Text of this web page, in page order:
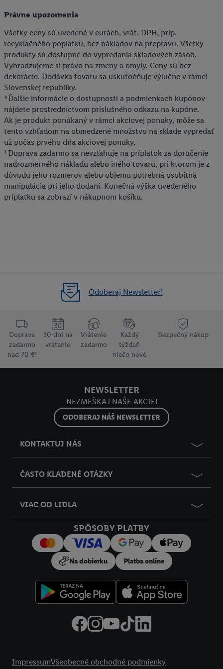
Právne upozornenia
Všetky ceny sú uvedené v eurách, vrát. DPH, príp.
recyklačného poplatku, bez nákladov na prepravu. Všetky
produkty sú dostupné do vypredania skladových zásob.
Vyhradzujeme si právo na zmeny a omyly. Ceny sú bez
dekorácie. Dodávka tovaru sa uskutočňuje výlučne v rámci
Slovenskej republiky.
*Ďalšie informácie o dostupnosti a podmienkach kupónov
nájdete prostredníctvom príslušného odkazu na kupóne.
Ak je produkt ponúkaný v rámci akciovej ponuky, môže sa
tento vzhľadom na obmedzené množstvo na sklade vypredať
už počas prvého dňa akciovej ponuky.
¹ Doprava zadarmo sa nevzťahuje na príplatok za doručenie
nadrozmerného nákladu alebo iného tovaru, pri ktorom je z
dôvodu jeho rozmerov alebo objemu potrebná osobitná
manipulácia pri jeho dodaní. Konečná výška uvedeného
príplatku sa zobrazí v nákupnom košíku.
Odoberaj Newsletter!
Doprava
zadarmo
nad 70 €¹
30 dní na
vrátenie
Vrátenie
zadarmo
Každý
týždeň
niečo nové
Bezpečný nákup
NEWSLETTER
NEZMEŠKAJ NAŠE AKCIE!
ODOBERAJ NÁŠ NEWSLETTER
KONTAKTUJ NÁS
ČASTO KLADENÉ OTÁZKY
VIAC OD LIDLA
SPÔSOBY PLATBY
Na dobierku Platba online
ImpressumVšeobecné obchodné podmienky
ďalšie informácie o podmienkach spracúvania osobných
údajov.
Kliknutím na možnosť " Odmietnuť" môžete povoliť iba
používanie potrebných technológií. Kliknutím na "Súhlasím"
vyjadríte súhlas so spracúvaním na všetky vyššie uvedené účely.
Ďalšie informácie vrátane informácií o dobe uchovávania
údajov a Vašom práve kedykoľvek odvolať súhlas s účinnosťou
do budúcnosti nájdete v našichzásadách ochrany osobných
údajov.Imprint nájdete tu.